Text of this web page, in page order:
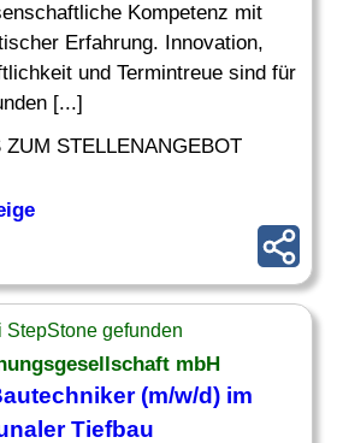
Kompetenz mit
Erfahrung. Innovation,
und Termintreue sind für
[...]
ZUM STELLENANGEBOT
StepStone gefunden
mbH
(m/w/d) im
Tiefbau